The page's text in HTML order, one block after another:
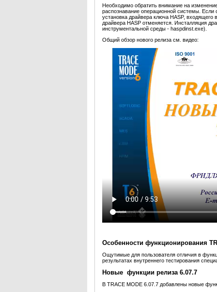
Необходимо обратить внимание на
распознавание операционной системы. Если
установка драйвера ключа HASP,
драйвера HASP отменяется. Инсталляция
инструментальной среды - haspdinst.exe).
Общий обзор нового релиза см. видео:
Особенности функционирования
Ощутимые для пользователя отличия в
результатах внутреннего тестирования
Новые функции релиза 6.07.7
В TRACE MODE 6.07.7 добавлены новые